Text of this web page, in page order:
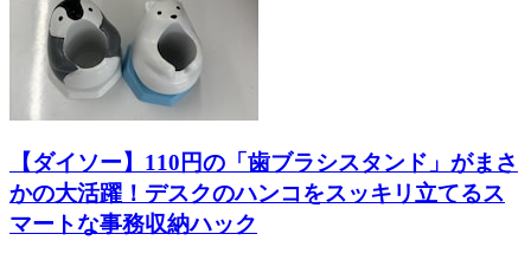
【ダイソー】110円の「歯ブラシスタンド」がまさ
かの大活躍！デスクのハンコをスッキリ立てるス
マートな事務収納ハック